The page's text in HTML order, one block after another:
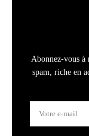
Abonnez-vous à
spam, riche en